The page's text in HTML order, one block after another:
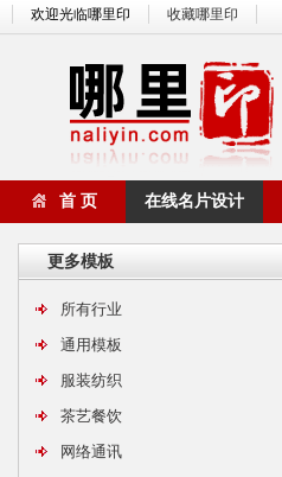
欢迎光临哪里印 收藏哪里印
首 页 在线名片设计
更多模板
所有行业
通用模板
服装纺织
茶艺餐饮
网络通讯